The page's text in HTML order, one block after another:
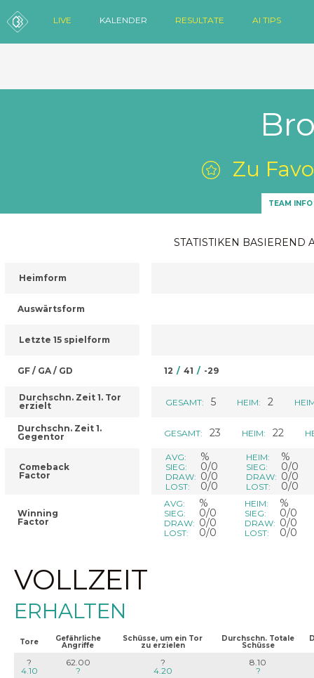
LIVE KALENDER RESULTATE AI TIPS
Zu
TEAM INFO
STATISTIKEN BASIEREND
Heimform
Auswärtsform
Letzte 15 spielform
GF / GA / GD
Durchschn. Zeit 1. Tor
erzielt
Durchschn. Zeit 1.
Gegentor
Comeback
Factor
Winning
Factor
12 / 41 / -29
GESAMT: 5 HEIM: 2
GESAMT: 23 HEIM: 22
AVG: %
SIEG: 0/0
DRAW: 0/0
LOST: 0/0
HEIM: %
SIEG: 0/0
DRAW: 0/0
LOST: 0/0
AVG: %
SIEG: 0/0
DRAW: 0/0
LOST: 0/0
HEIM: %
SIEG: 0/0
DRAW: 0/0
LOST: 0/0
VOLLZEIT
ERHALTEN
Tore Gefährliche
Angriffe
Schüsse, um ein Tor
zu erzielen
Durchschn. Totale
Schüsse
?
4.10
62.00
?
?
4.20
8.10
?